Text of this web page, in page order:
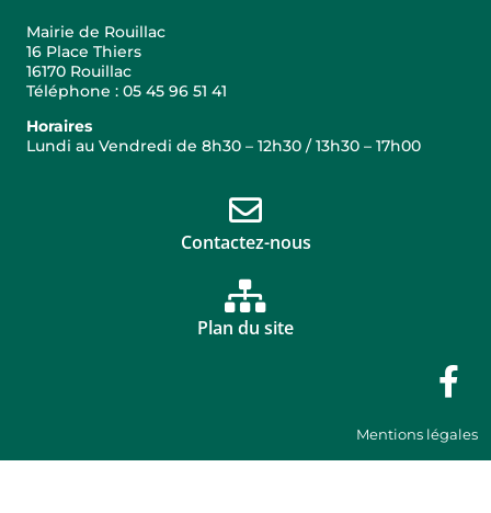
Mairie de Rouillac
16 Place Thiers
16170 Rouillac
Téléphone : 05 45 96 51 41
Horaires
Lundi au Vendredi de 8h30 – 12h30 / 13h30 – 17h00
Contactez-nous
Plan du site
Mentions légales